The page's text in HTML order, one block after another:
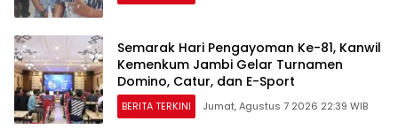
Semarak Hari Pengayoman Ke-81, Kanwil
Kemenkum Jambi Gelar Turnamen
Domino, Catur, dan E-Sport
BERITA TERKINI Jumat, Agustus 7 2026 22:39 WIB